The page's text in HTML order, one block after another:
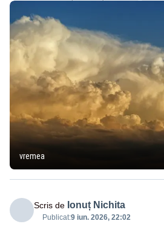
vremea
Scris de Ionuț Nichita
Publicat:9 iun. 2026, 22:02